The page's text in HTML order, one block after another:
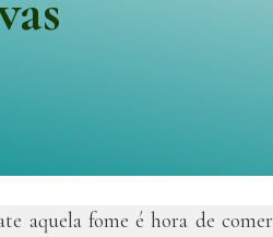
aquela fome é hora de comer